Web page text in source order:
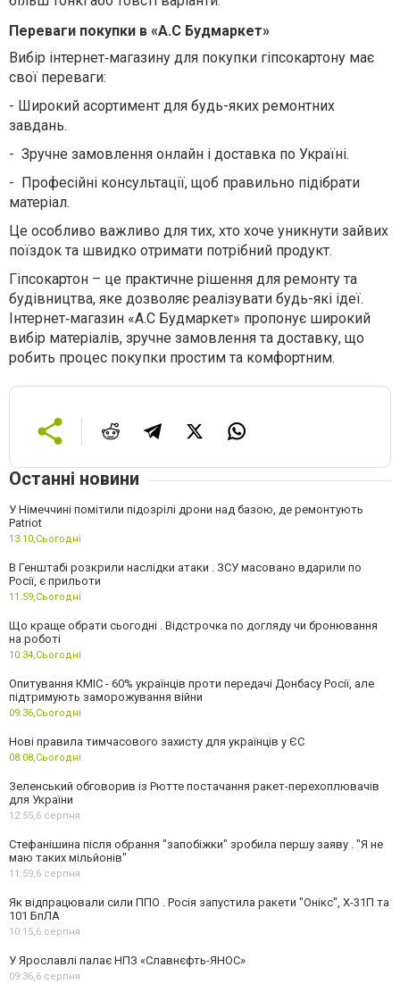
Переваги покупки в «А.С Будмаркет»
Вибір інтернет‐магазину для покупки гіпсокартону має
свої переваги:
- Широкий асортимент для будь-яких ремонтних
завдань.
- Зручне замовлення онлайн і доставка по Україні.
-
Професійні консультації, щоб правильно підібрати
матеріал.
Це особливо важливо для тих, хто хоче уникнути зайвих
поїздок та швидко отримати потрібний продукт.
Гіпсокартон – це практичне рішення для ремонту та
будівництва, яке дозволяє реалізувати будь-які ідеї.
Інтернет‐магазин «А.С Будмаркет» пропонує широкий
вибір матеріалів, зручне замовлення та доставку, що
робить процес покупки простим та комфортним.
Останні новини
У Німеччині помітили підозрілі дрони над базою, де ремонтують
Patriot
13:10,Сьогодні
В Генштабі розкрили наслідки атаки . ЗСУ масовано вдарили по
Росії, є прильоти
11:59,Сьогодні
Що краще обрати сьогодні . Відстрочка по догляду чи бронювання
на роботі
10:34,Сьогодні
Опитування КМІС - 60% українців проти передачі Донбасу Росії, але
підтримують заморожування війни
09:36,Сьогодні
Нові правила тимчасового захисту для українців у ЄС
08:08,Сьогодні
Зеленський обговорив із Рютте постачання ракет-перехоплювачів
для України
12:55,6 серпня
Стефанішина після обрання "запобіжки" зробила першу заяву . "Я не
маю таких мільйонів"
11:59,6 серпня
Як відпрацювали сили ППО . Росія запустила ракети "Онікс", Х-31П та
101 БпЛА
10:15,6 серпня
У Ярославлі палає НПЗ «Славнєфть-ЯНОС»
09:36,6 серпня